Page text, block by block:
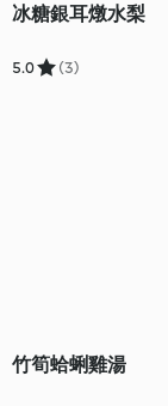
冰糖銀耳燉水梨
5.0 (3)
竹筍蛤蜊雞湯